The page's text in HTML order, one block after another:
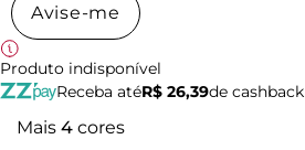
Avise-me
Produto indisponível
Receba atéR$ 26,39de cashback
Mais 4 cores